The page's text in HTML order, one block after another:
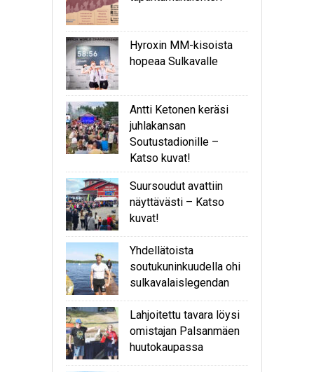
Hyroxin MM-kisoista
hopeaa Sulkavalle
Antti Ketonen keräsi
juhlakansan
Soutustadionille –
Katso kuvat!
Suursoudut avattiin
näyttävästi – Katso
kuvat!
Yhdellätoista
soutukuninkuudella ohi
sulkavalaislegendan
Lahjoitettu tavara löysi
omistajan Palsanmäen
huutokaupassa